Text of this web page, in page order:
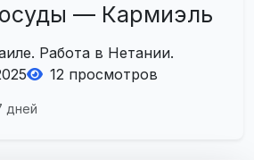
— Кармиэль
Работа в Нетании.
12 просмотров
дней